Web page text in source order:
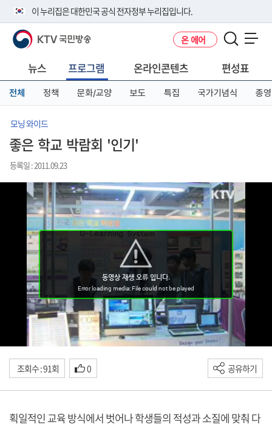
이 누리집은 대한민국 공식 전자정부 누리집입니다.
공식 누리집 주소 확인하기
니다.
이밖에 or.kr 또는 .kr등 다른 도메인 주소를 사용하고 있다면 아래 URL에
서 도메인 주소를 확인해 보세요
KTV 국민방송 온 에어
뉴스 프로그램 온라인콘텐츠 편성표
전체 정책 문화/교양 보도 특집 국가기념식 종영
모닝 와이드
좋은 학교 박람회 '인기'
등록일 : 2011.09.23
조회수 : 91회 0 공유하기
획일적인 교육 방식에서 벗어나 학생들의 적성과 소질에 맞춰 다